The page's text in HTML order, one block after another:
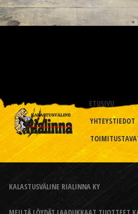
ETUSIVU
YHTEYSTIEDOT
KALASTUSVÄLINE RIALINNA KY